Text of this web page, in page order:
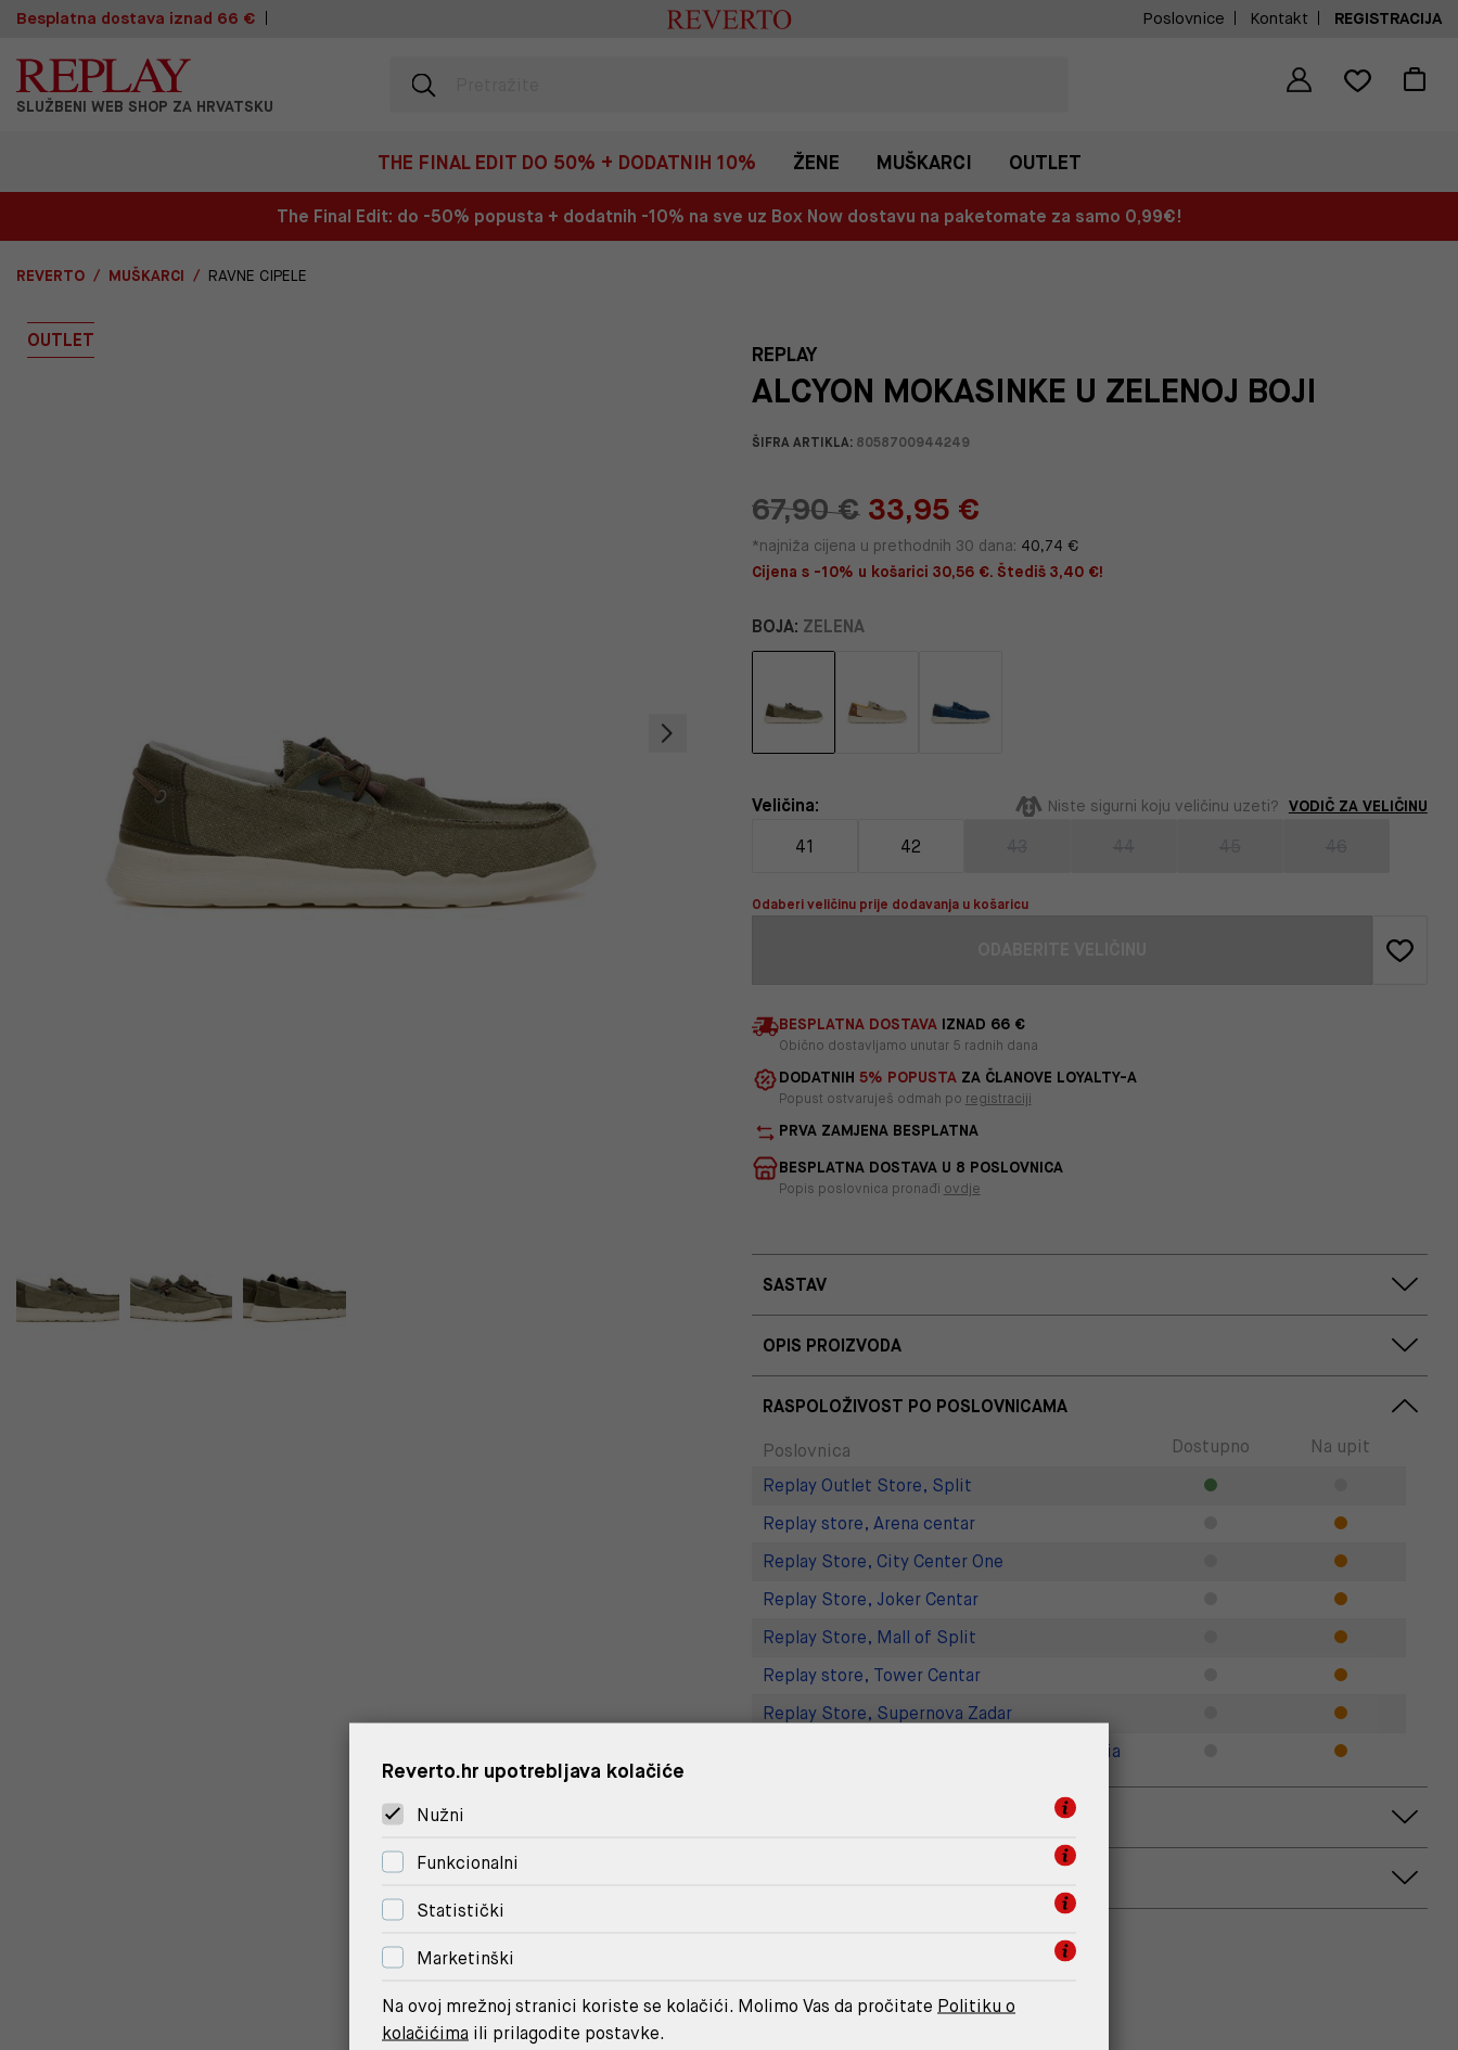
Besplatna dostava iznad 66 € Poslovnice Kontakt REGISTRACIJA
SLUŽBENI WEB SHOP ZA HRVATSKU
THE FINAL EDIT DO 50% + DODATNIH 10% ŽENE MUŠKARCI OUTLET
The Final Edit: do -50% popusta + dodatnih -10% na sve uz Box Now dostavu na paketomate za samo 0,99€!
REVERTO MUŠKARCI RAVNE CIPELE
OUTLET
REPLAY
ALCYON MOKASINKE U ZELENOJ BOJI
ŠIFRA ARTIKLA:8058700944249
67,90 € 33,95 €
*najniža cijena u prethodnih 30 dana: 40,74 €
Cijena s -10% u košarici 30,56 €. Štediš 3,40 €!
BOJA: ZELENA
Veličina: Niste sigurni koju veličinu uzeti? VODIČ ZA VELIČINU
41 42
Odaberi veličinu prije dodavanja u košaricu
BESPLATNA DOSTAVAIZNAD 66 €
Obično dostavljamo unutar 5 radnih dana
DODATNIH 5% POPUSTAZA ČLANOVE LOYALTY-A
Popust ostvaruješ odmah po registraciji
PRVA ZAMJENA BESPLATNA
BESPLATNA DOSTAVA U 8 POSLOVNICA
Popis poslovnica pronađi ovdje
SASTAV
OPIS PROIZVODA
RASPOLOŽIVOST PO POSLOVNICAMA
Poslovnica
Dostupno
Na upit
Replay Outlet Store, Split
Replay store, Arena centar
Replay Store, City Center One
Replay Store, Joker Centar
Replay Store, Mall of Split
Replay store, Tower Centar
Replay Store, Supernova Zadar
Replay Outlet Store, Designer Outlet Croatia
MOŽDA ĆE TI SE SVIDJETI
Reverto.hr upotrebljava kolačiće
Nužni
Funkcionalni
Statistički
Marketinški
Na ovoj mrežnoj stranici koriste se kolačići. Molimo Vas da pročitate Politiku o
kolačićima ili prilagodite postavke.